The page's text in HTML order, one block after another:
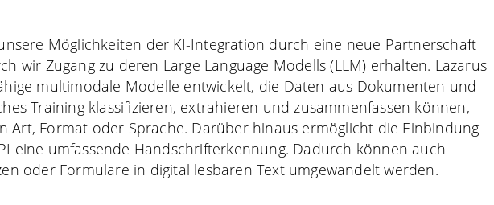
Möglichkeiten der KI-Integration durch eine neue Partnerschaft
wir Zugang zu deren Large Language Modells (LLM) erhalten. Lazarus
multimodale Modelle entwickelt, die Daten aus Dokumenten und
Training klassifizieren, extrahieren und zusammenfassen können,
Art, Format oder Sprache. Darüber hinaus ermöglicht die Einbindung
eine umfassende Handschrifterkennung. Dadurch können auch
oder Formulare in digital lesbaren Text umgewandelt werden.